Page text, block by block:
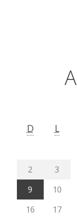
D L
2
3
9
10
16
17